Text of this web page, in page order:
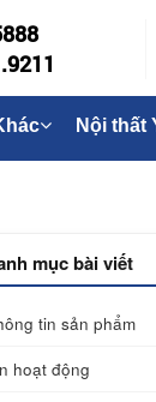
Nội thất
mục bài viết
tin sản phẩm
hoạt động